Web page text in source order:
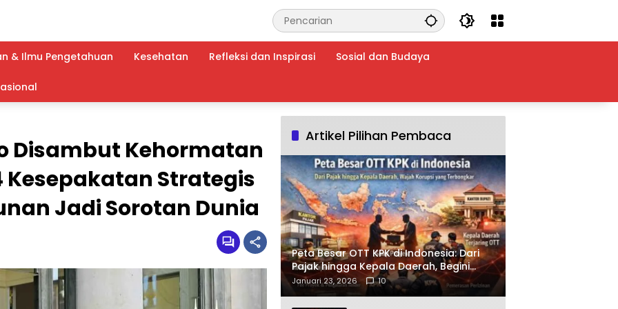
& Ilmu Pengetahuan Kesehatan Refleksi dan Inspirasi Sosial dan Budaya
Disambut Kehormatan
Kesepakatan Strategis
Jadi Sorotan Dunia
Artikel Pilihan Pembaca
Peta Besar OTT KPK di Indonesia: Dari
Pajak hingga Kepala Daerah, Begini
Wajah Korupsi yang Terbongkar
Januari 23, 2026 10